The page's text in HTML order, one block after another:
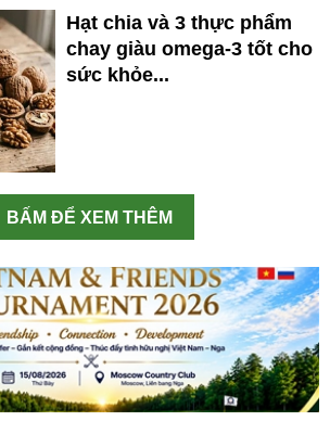
Hạt chia và 3 thực phẩm
chay giàu omega-3 tốt cho
sức khỏe...
BẤM ĐỂ XEM THÊM